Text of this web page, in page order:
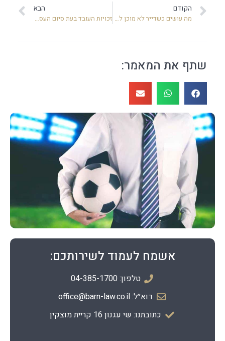
הקודם
מה עושים כשדייר לא מוכן להתפנות מהנכס
הבא
זכויות העובד בעת סיום העסקה
שתף את המאמר:
אשמח לעמוד לשירותכם:
טלפון: 04-385-1700
דוא׳׳ל: office@barn-law.co.il
כתובתנו: שי עגנון 16 קריית מוצקין